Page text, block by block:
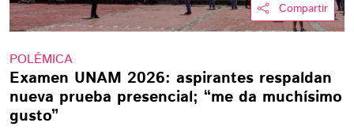
Compartir
POLÉMICA
Examen UNAM 2026: aspirantes respaldan
nueva prueba presencial; “me da muchísimo
gusto”